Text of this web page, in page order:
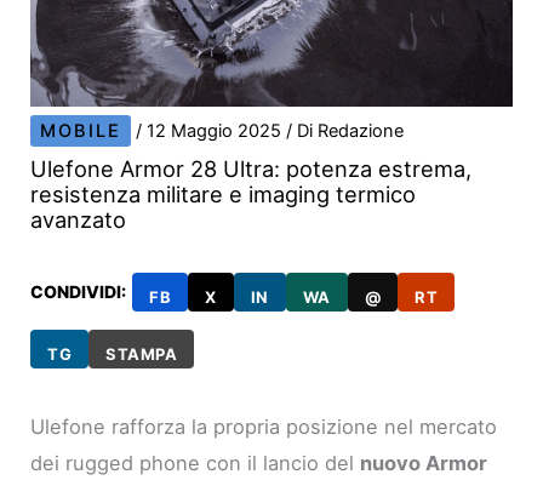
MOBILE /12 Maggio 2025/ Di Redazione
Ulefone Armor 28 Ultra: potenza estrema,
resistenza militare e imaging termico
avanzato
CONDIVIDI: FB X IN WA @ RT
TG STAMPA
Ulefone rafforza la propria posizione nel mercato
dei rugged phone con il lancio del nuovo Armor